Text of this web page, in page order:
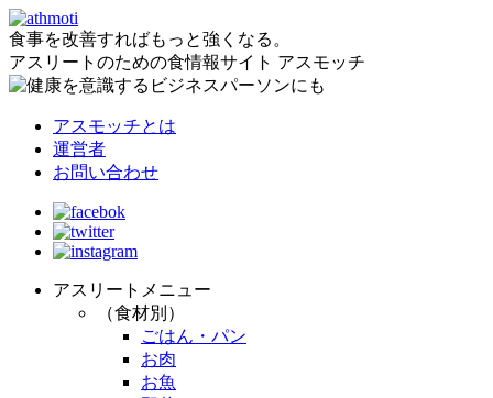
食事を改善すればもっと強くなる。
アスリートのための食情報サイト アスモッチ
アスモッチとは
運営者
お問い合わせ
アスリートメニュー
（食材別）
ごはん・パン
お肉
お魚